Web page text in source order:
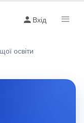
Вхід
освіти